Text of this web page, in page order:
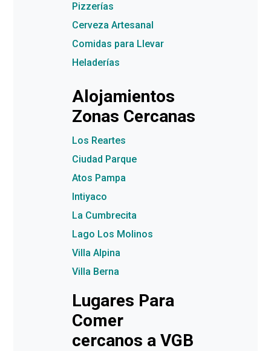
Pizzerías
Cerveza Artesanal
Comidas para Llevar
Heladerías
Alojamientos
Zonas Cercanas
Los Reartes
Ciudad Parque
Atos Pampa
Intiyaco
La Cumbrecita
Lago Los Molinos
Villa Alpina
Villa Berna
Lugares Para
Comer
cercanos a VGB